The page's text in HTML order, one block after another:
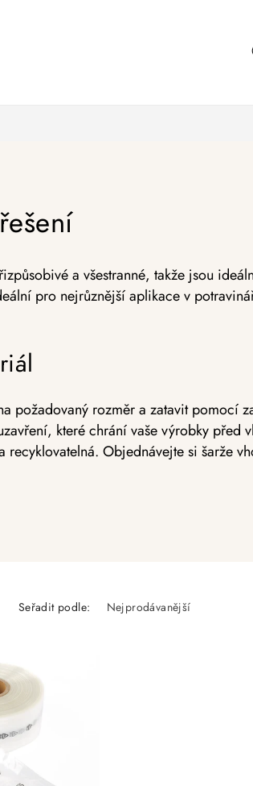
a všestranné, takže jsou
pro nejrůznější aplikace v
rozměr a zatavit pomocí
které chrání vaše výrobky před
Objednávejte si šarže
Seřadit podle: